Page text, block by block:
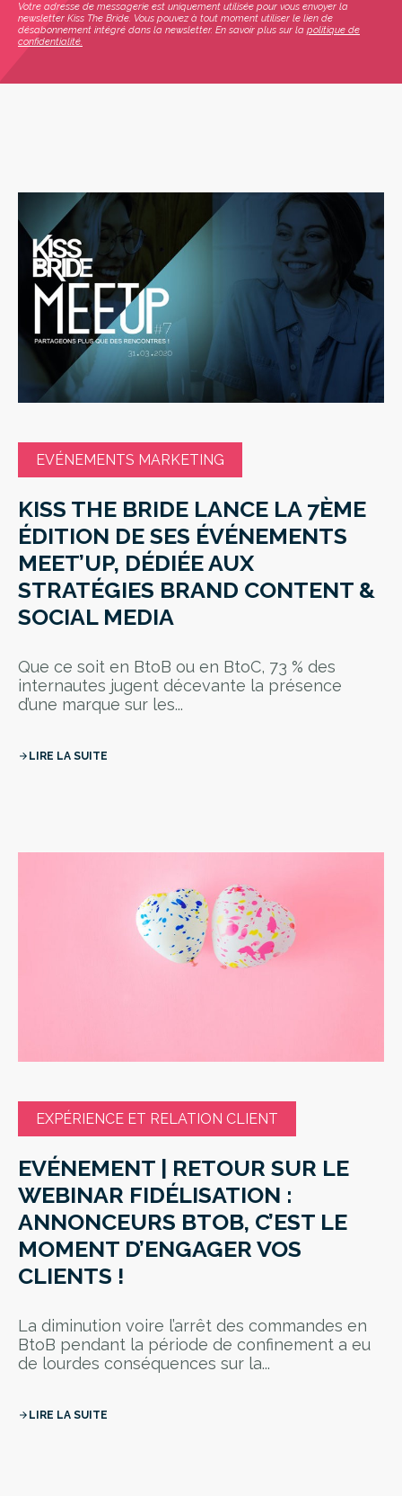
Votre adresse de messagerie est uniquement utilisée pour vous envoyer la
newsletter Kiss The Bride. Vous pouvez à tout moment utiliser le lien de
désabonnement intégré dans la newsletter. En savoir plus sur la politique de
confidentialité.
EVÉNEMENTS MARKETING
KISS THE BRIDE LANCE LA 7ÈME
ÉDITION DE SES ÉVÉNEMENTS
MEET’UP, DÉDIÉE AUX
STRATÉGIES BRAND CONTENT &
SOCIAL MEDIA
Que ce soit en BtoB ou en BtoC, 73 % des
internautes jugent décevante la présence
d’une marque sur les...
arrow_forward LIRE LA SUITE
EXPÉRIENCE ET RELATION CLIENT
EVÉNEMENT | RETOUR SUR LE
WEBINAR FIDÉLISATION :
ANNONCEURS BTOB, C’EST LE
MOMENT D’ENGAGER VOS
CLIENTS !
La diminution voire l’arrêt des commandes en
BtoB pendant la période de confinement a eu
de lourdes conséquences sur la...
arrow_forward LIRE LA SUITE